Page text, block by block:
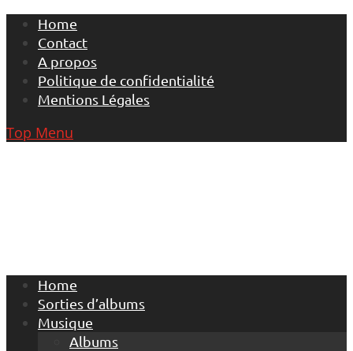
Skip
content
Home
Contact
A propos
Politique de confidentialité
Mentions Légales
Top Menu
Home
Sorties d’albums
Musique
Albums